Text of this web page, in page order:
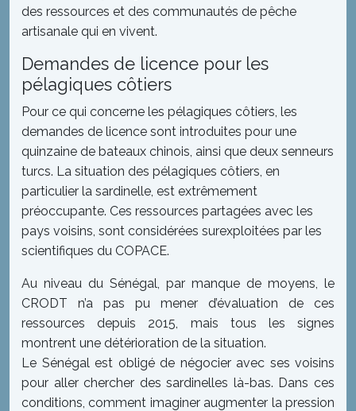
des ressources et des communautés de pêche
artisanale qui en vivent.
Demandes de licence pour les
pélagiques côtiers
Pour ce qui concerne les pélagiques côtiers, les
demandes de licence sont introduites pour une
quinzaine de bateaux chinois, ainsi que deux senneurs
turcs. La situation des pélagiques côtiers, en
particulier la sardinelle, est extrêmement
préoccupante. Ces ressources partagées avec les
pays voisins, sont considérées surexploitées par les
scientifiques du COPACE.
Au niveau du Sénégal, par manque de moyens, le
CRODT n’a pas pu mener d’évaluation de ces
ressources depuis 2015, mais tous les signes
montrent une détérioration de la situation.
Le Sénégal est obligé de négocier avec ses voisins
pour aller chercher des sardinelles là-bas. Dans ces
conditions, comment imaginer augmenter la pression